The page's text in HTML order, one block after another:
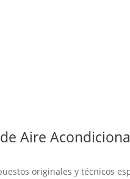
Aire
originales y técnicos